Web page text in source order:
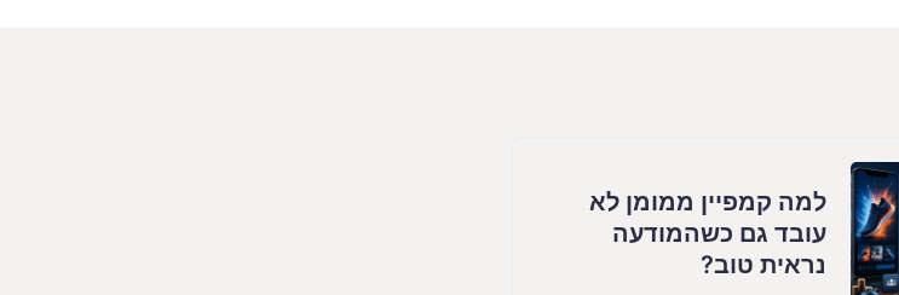
למה קמפיין ממומן לא
עובד גם כשהמודעה
נראית טוב?